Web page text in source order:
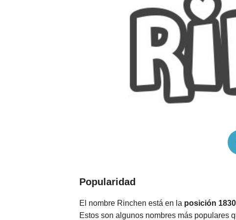
Popularidad
El nombre Rinchen está en la posición
Estos son algunos nombres más populares